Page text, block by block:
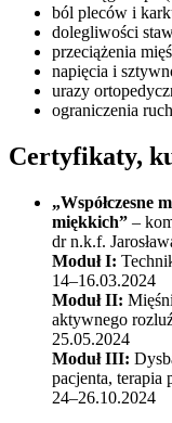
ból pleców i
dolegliwości
przeciążenia
napięcia i
urazy
ograniczenia
Certyfikaty,
„Współczesne
miękkich” –
dr n.k.f.
Moduł I:
14–16.03.2024
Moduł II:
aktywnego
25.05.2024
Moduł III:
pacjenta,
24–26.10.2024